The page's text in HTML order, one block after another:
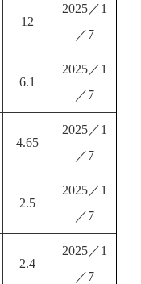
12
2025／1
／7
6.1
2025／1
／7
4.65
2025／1
／7
2.5
2025／1
／7
2.4
2025／1
／7